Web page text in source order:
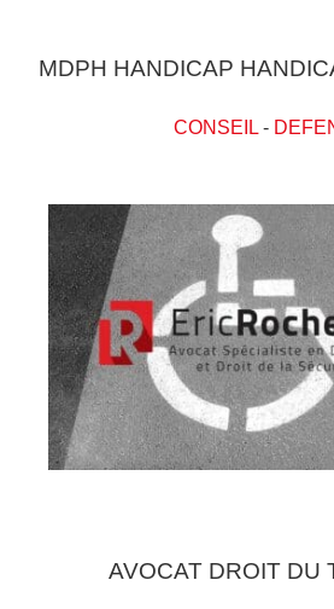
MDPH HANDICAP
CONSEIL-
AVOCAT DROIT DU